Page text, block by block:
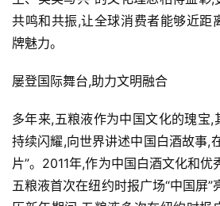
共鸣和共振,让全球消费者能够近距
牌魅力。
屡登国际舞台,助力文明融合
多年来,五粮液作为中国文化的瑰宝,
持续闪耀,向世界讲述中国白酒故事,
片”。2011年,作为中国白酒文化和
五粮液首次在纽约时报广场“中国屏